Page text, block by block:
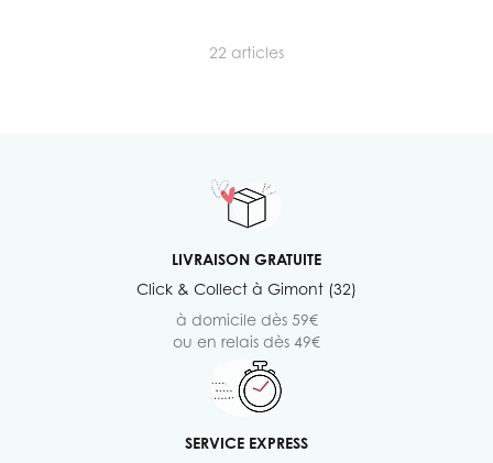
22 articles
LIVRAISON GRATUITE
Click & Collect à Gimont (32)
à domicile dès 59€
ou en relais dès 49€
SERVICE EXPRESS